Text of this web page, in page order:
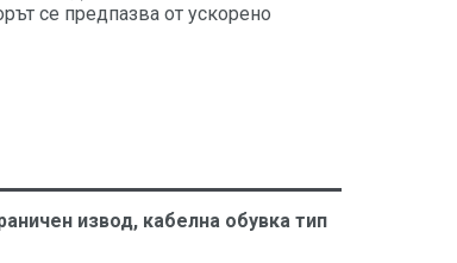
се предпазва от ускорено
извод, кабелна обувка тип